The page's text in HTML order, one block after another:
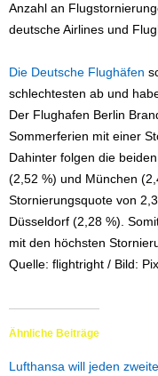
Anzahl an
deutsche Airlines und
Die Deutsche Flughäfen
schlechtesten ab und
Der Flughafen Berlin
Sommerferien mit einer
Dahinter folgen die
(2,52 %) und München
Stornierungsquote von
Düsseldorf (2,28 %).
mit den höchsten
Quelle: flightright / Bild:
Ähnliche Beiträge
Lufthansa will jeden